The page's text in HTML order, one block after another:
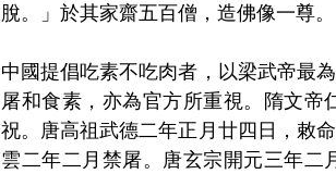
脫。」於其家齋五百僧，造佛像一尊。
中國提倡吃素不吃肉者，以梁武帝最
屠和食素，亦為官方所重視。隋文
祝。唐高祖武德二年正月廿四日，敕
雲二年二月禁屠。唐玄宗開元三年二